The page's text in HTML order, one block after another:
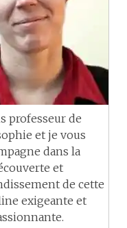
professeur de
et je vous
dans la
et
de cette
exigeante et